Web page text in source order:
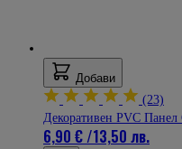
Добави
(23)
Декоративен PVC
6,90 €/13,50 лв.